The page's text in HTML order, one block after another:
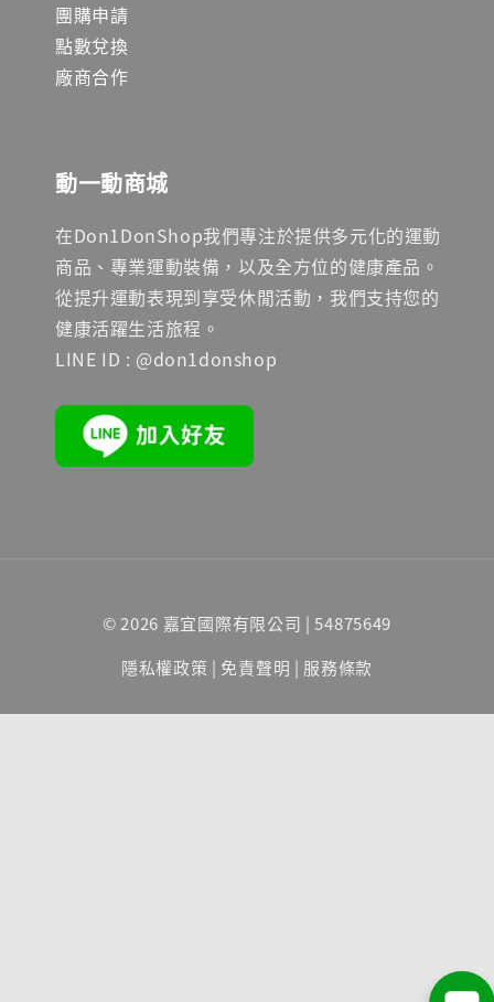
團購申請
點數兌換
廠商合作
動一動商城
在Don1DonShop我們專注於提供多元化的運動
商品、專業運動裝備，以及全方位的健康產品。
從提升運動表現到享受休閒活動，我們支持您的
健康活躍生活旅程。
LINE ID : @don1donshop
© 2026 嘉宜國際有限公司 | 54875649
隱私權政策 | 免責聲明 | 服務條款